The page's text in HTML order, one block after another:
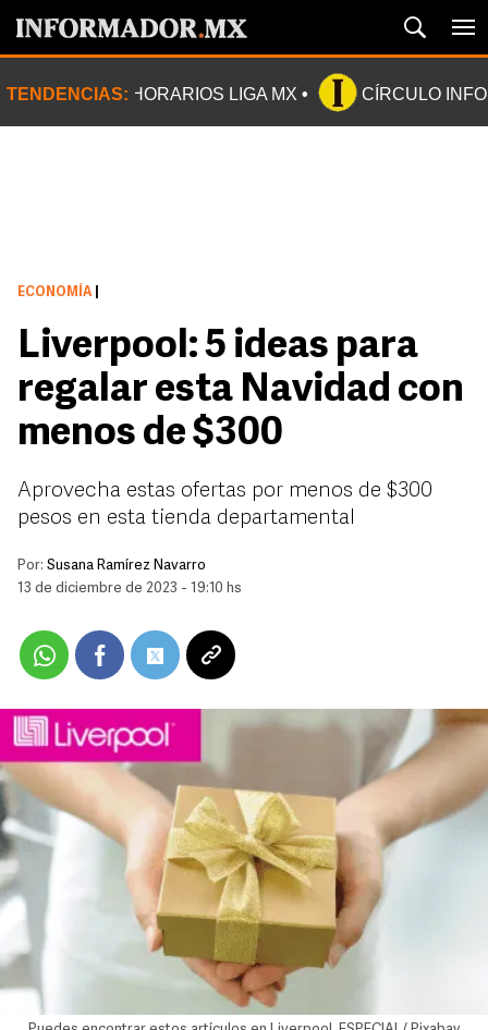
TENDENCIAS: HORARIOS LIGA MX CÍRCULO
ECONOMÍA
Liverpool: 5 ideas para
regalar esta Navidad con
menos de $300
Aprovecha estas ofertas por menos de $300
pesos en esta tienda departamental
Por: Susana Ramírez Navarro
13 de diciembre de 2023 - 19:10 hs